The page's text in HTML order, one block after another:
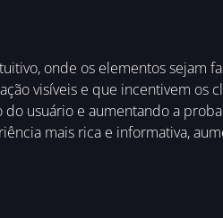
onde os elementos sejam
visíveis e que incentivem os
usuário e aumentando a
mais rica e informativa,